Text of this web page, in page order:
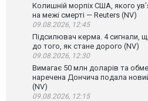
Колишній морпіх США, якого
на межі смерті — Reuters (NV)
09.08.2026, 12:45
Підсилювач керма. 4 сигнали,
до того, як стане дорого (NV)
09.08.2026, 12:30
Вимагає 50 млн доларів та
наречена Дончича подала
(NV)
09.08.2026, 12:15